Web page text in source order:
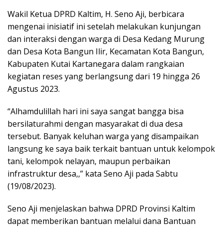
Wakil Ketua DPRD Kaltim, H. Seno Aji, berbicara
mengenai inisiatif ini setelah melakukan kunjungan
dan interaksi dengan warga di Desa Kedang Murung
dan Desa Kota Bangun Ilir, Kecamatan Kota Bangun,
Kabupaten Kutai Kartanegara dalam rangkaian
kegiatan reses yang berlangsung dari 19 hingga 26
Agustus 2023.
“Alhamdulillah hari ini saya sangat bangga bisa
bersilaturahmi dengan masyarakat di dua desa
tersebut. Banyak keluhan warga yang disampaikan
langsung ke saya baik terkait bantuan untuk kelompok
tani, kelompok nelayan, maupun perbaikan
infrastruktur desa,,” kata Seno Aji pada Sabtu
(19/08/2023).
Seno Aji menjelaskan bahwa DPRD Provinsi Kaltim
dapat memberikan bantuan melalui dana Bantuan